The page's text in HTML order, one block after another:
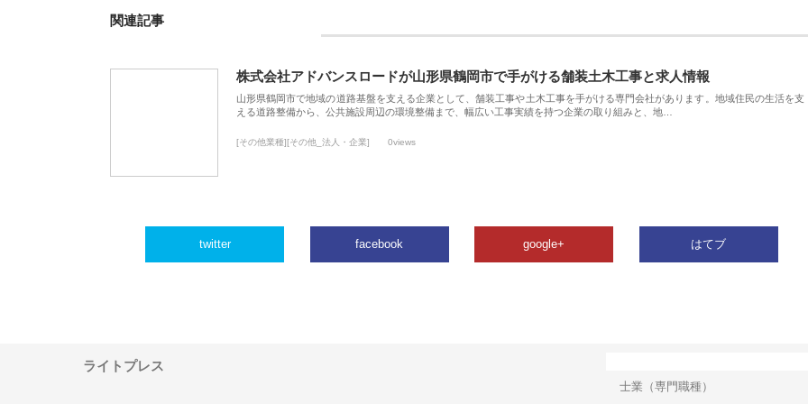
関連記事
株式会社アドバンスロードが山形県鶴岡市で手がける舗装土木工事と求人情報
山形県鶴岡市で地域の道路基盤を支える企業として、舗装工事や土木工事を手がける専門会社があります。地域住民の生活を支
える道路整備から、公共施設周辺の環境整備まで、幅広い工事実績を持つ企業の取り組みと、地…
[その他業種][その他_法人・企業] 0views
twitter facebook google+ はてブ
ライトプレス
士業（専門職種）